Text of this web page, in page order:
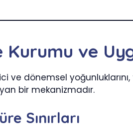
ve
ve dönemsel
bir mekanizmadır.
Sınırları